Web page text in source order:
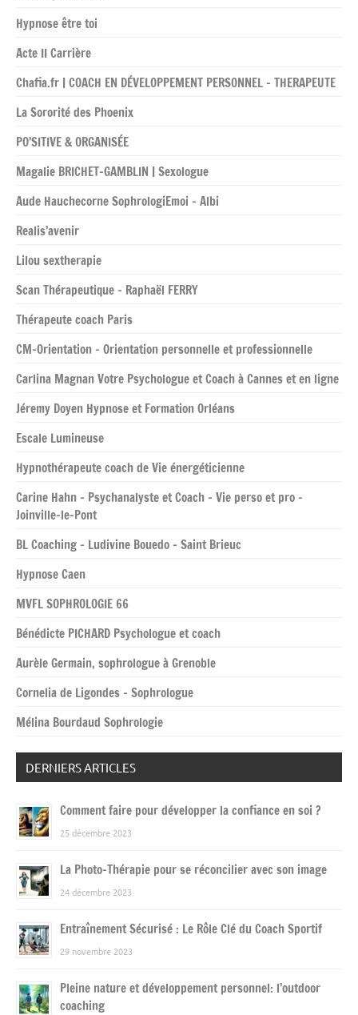
Hypnose être toi
Acte II Carrière
Chafia.fr | COACH EN DÉVELOPPEMENT PERSONNEL – THERAPEUTE
La Sororité des Phoenix
PO’SITIVE & ORGANISÉE
Magalie BRICHET-GAMBLIN | Sexologue
Aude Hauchecorne SophrologiEmoi – Albi
Realis’avenir
Lilou sextherapie
Scan Thérapeutique – Raphaël FERRY
Thérapeute coach Paris
CM-Orientation – Orientation personnelle et professionnelle
Carlina Magnan Votre Psychologue et Coach à Cannes et en ligne
Jéremy Doyen Hypnose et Formation Orléans
Escale Lumineuse
Hypnothérapeute coach de Vie énergéticienne
Carine Hahn – Psychanalyste et Coach – Vie perso et pro –
Joinville-le-Pont
BL Coaching – Ludivine Bouedo – Saint Brieuc
Hypnose Caen
MVFL SOPHROLOGIE 66
Bénédicte PICHARD Psychologue et coach
Aurèle Germain, sophrologue à Grenoble
Cornelia de Ligondes – Sophrologue
Mélina Bourdaud Sophrologie
DERNIERS ARTICLES
Comment faire pour développer la confiance en soi ?
25 décembre 2023
La Photo-Thérapie pour se réconcilier avec son image
24 décembre 2023
Entraînement Sécurisé : Le Rôle Clé du Coach Sportif
29 novembre 2023
Pleine nature et développement personnel: l’outdoor
coaching